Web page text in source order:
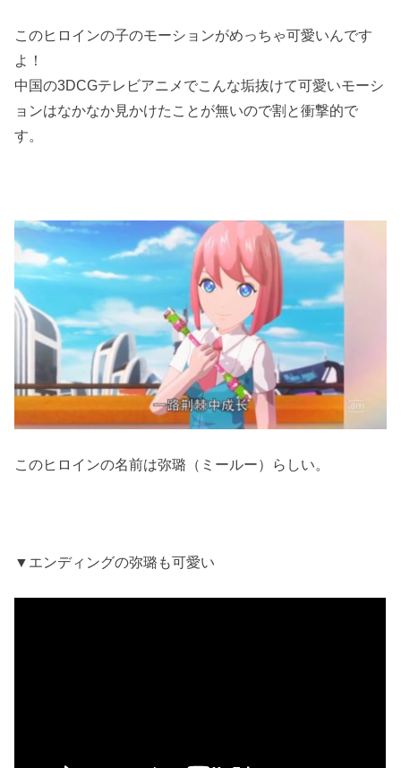
このヒロインの子のモーションがめっちゃ可愛いんです
よ！
中国の3DCGテレビアニメでこんな垢抜けて可愛いモーシ
ョンはなかなか見かけたことが無いので割と衝撃的で
す。
このヒロインの名前は弥璐（ミールー）らしい。
▼エンディングの弥璐も可愛い